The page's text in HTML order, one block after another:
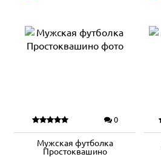
0
Мужская футболка
Простоквашино